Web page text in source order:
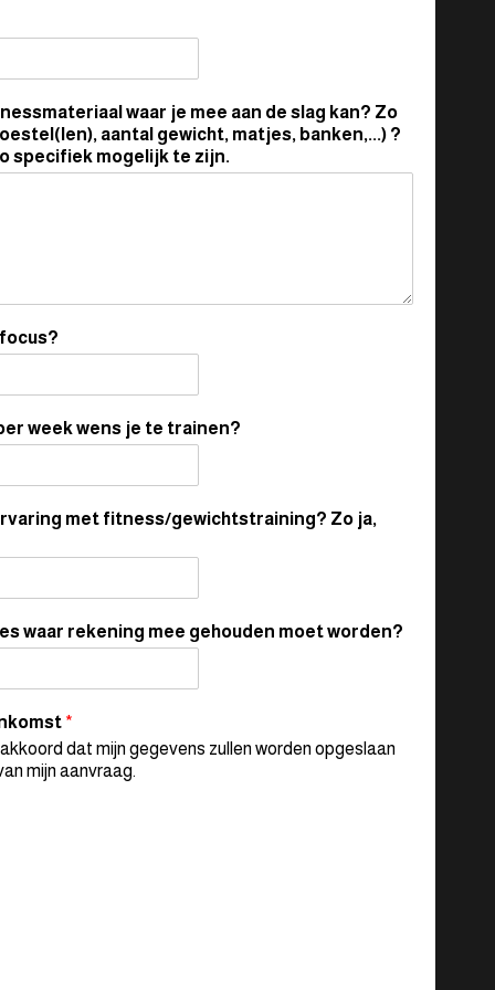
waar je mee aan de slag kan? Zo
aantal gewicht, matjes, banken,...) ?
specifiek mogelijk te zijn.
week wens je te trainen?
met fitness/gewichtstraining? Zo ja,
waar rekening mee gehouden moet worden?
*
akkoord dat mijn gegevens zullen worden opgeslaan
mijn aanvraag.